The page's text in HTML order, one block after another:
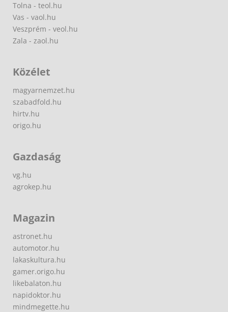
Tolna - teol.hu
Vas - vaol.hu
Veszprém - veol.hu
Zala - zaol.hu
Közélet
magyarnemzet.hu
szabadfold.hu
hirtv.hu
origo.hu
Gazdaság
vg.hu
agrokep.hu
Magazin
astronet.hu
automotor.hu
lakaskultura.hu
gamer.origo.hu
likebalaton.hu
napidoktor.hu
mindmegette.hu